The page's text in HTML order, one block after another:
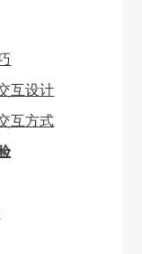
互设计
互方式